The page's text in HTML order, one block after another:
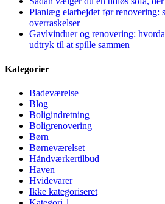
Planlæg elarbejdet før renovering:
overraskelser
Gavlvinduer og renovering:
udtryk til at spille sammen
Kategorier
Badeværelse
Blog
Boligindretning
Boligrenovering
Børn
Børneværelset
Håndværkertilbud
Haven
Hvidevarer
Ikke kategoriseret